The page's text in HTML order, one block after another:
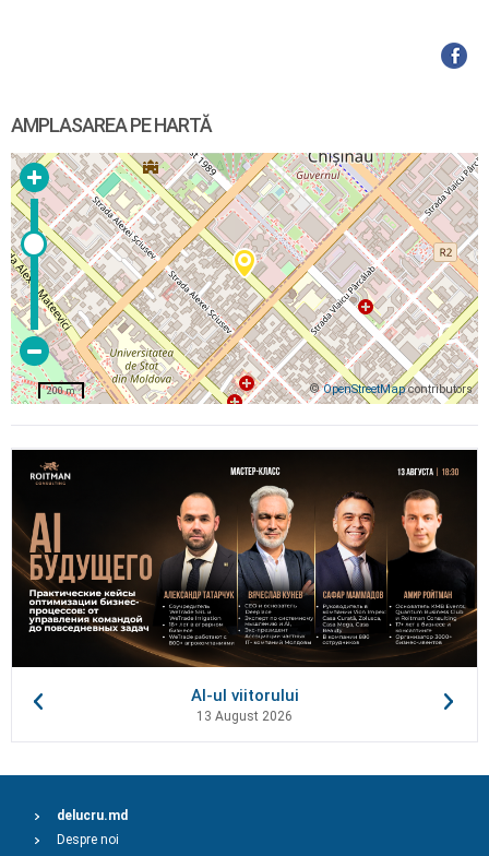
AMPLASAREA PE HARTĂ
©OpenStreetMapcontributors
200 m
AI-ul viitorului
13 August 2026
delucru.md
Despre noi